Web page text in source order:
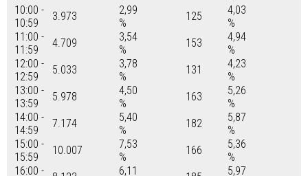
10:00 -
10:59
3.973
2,99
%
125
4,03
%
11:00 -
11:59
4.709
3,54
%
153
4,94
%
12:00 -
12:59
5.033
3,78
%
131
4,23
%
13:00 -
13:59
5.978
4,50
%
163
5,26
%
14:00 -
14:59
7.174
5,40
%
182
5,87
%
15:00 -
15:59
10.007
7,53
%
166
5,36
%
16:00 -
6,11
5,97